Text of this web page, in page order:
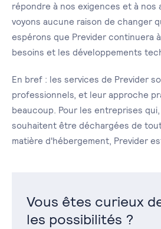
répondre à nos exigences et à nos
voyons aucune raison de changer
espérons que Previder continuera
besoins et les développements
En bref : les services de Previder
professionnels, et leur approche
beaucoup. Pour les entreprises
souhaitent être déchargées de
matière d'hébergement, Previder
Vous êtes curieux
les possibilités ?